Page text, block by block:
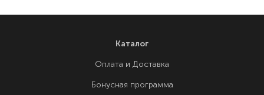
Каталог
Оплата и Доставка
Бонусная программа